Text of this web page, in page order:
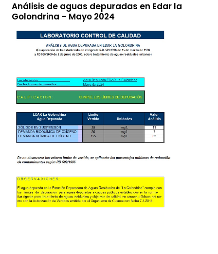
Análisis de aguas depuradas en Edar la
Golondrina – Mayo 2024